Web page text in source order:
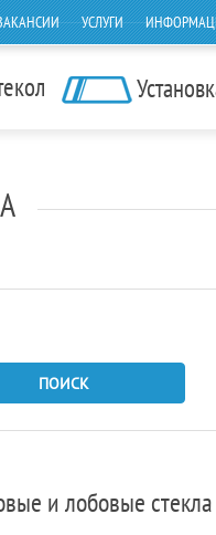
УСЛУГИ
ПОИСК
и лобовые